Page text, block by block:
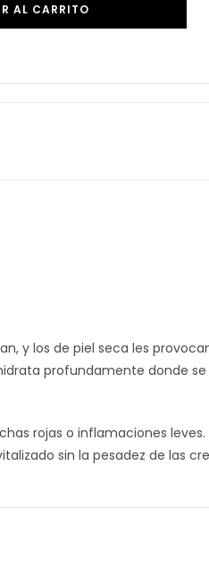
AL CARRITO
y los de piel seca les
profundamente donde
rojas o inflamaciones leves.
sin la pesadez de las